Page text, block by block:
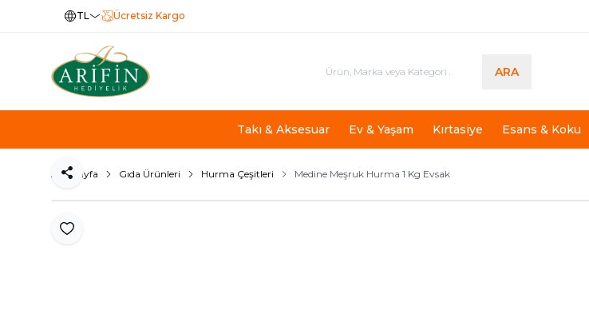
TL Ücretsiz Kargo
ARA
Takı & Aksesuar Ev & Yaşam Kırtasiye Esans & Koku
Ana Sayfa Gıda Ürünleri Hurma Çeşitleri Medine Meşruk Hurma 1 Kg Evsak
Favoriye Ekle
Paylaş